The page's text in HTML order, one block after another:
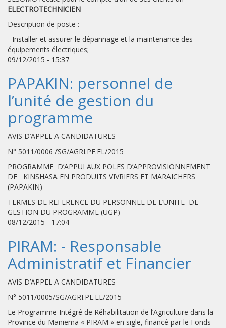
ELECTROTECHNICIEN
Description de poste :
- Installer et assurer le dépannage et la maintenance des
équipements électriques;
09/12/2015 - 15:37
PAPAKIN: personnel de
l’unité de gestion du
programme
AVIS D’APPEL A CANDIDATURES
N° 5011/0006 /SG/AGRI.PE.EL/2015
PROGRAMME D’APPUI AUX POLES D’APPROVISIONNEMENT
DE KINSHASA EN PRODUITS VIVRIERS ET MARAICHERS
(PAPAKIN)
TERMES DE REFERENCE DU PERSONNEL DE L’UNITE DE
GESTION DU PROGRAMME (UGP)
08/12/2015 - 17:04
PIRAM: - Responsable
Administratif et Financier
AVIS D’APPEL A CANDIDATURES
N° 5011/0005/SG/AGRI.PE.EL/2015
Le Programme Intégré de Réhabilitation de l’Agriculture dans la
Province du Maniema « PIRAM » en sigle, financé par le Fonds